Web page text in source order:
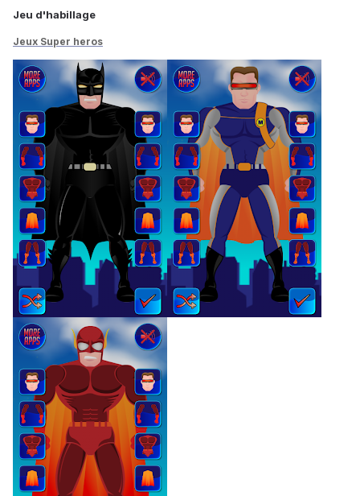
Jeu d'habillage
Jeux Super heros